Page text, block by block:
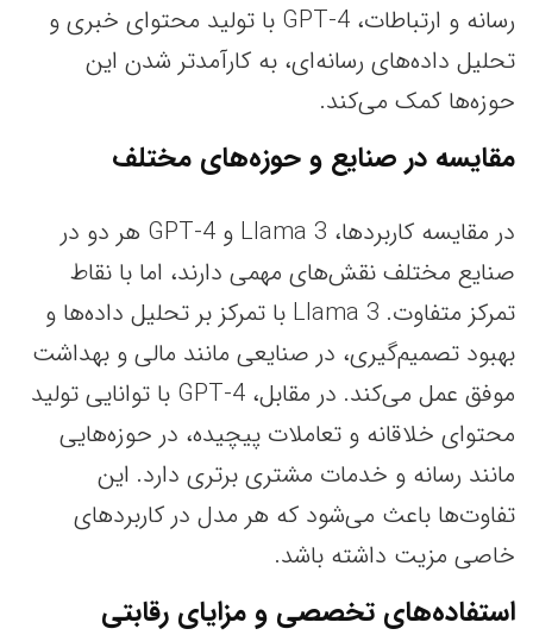
رسانه و ارتباطات، GPT-4 با تولید محتوای خبری و
تحلیل داده‌های رسانه‌ای، به کارآمدتر شدن این
حوزه‌ها کمک می‌کند.
مقایسه در صنایع و حوزه‌های مختلف
در مقایسه کاربردها، Llama 3 و GPT-4 هر دو در
صنایع مختلف نقش‌های مهمی دارند، اما با نقاط
تمرکز متفاوت. Llama 3 با تمرکز بر تحلیل داده‌ها و
بهبود تصمیم‌گیری، در صنایعی مانند مالی و بهداشت
موفق عمل می‌کند. در مقابل، GPT-4 با توانایی تولید
محتوای خلاقانه و تعاملات پیچیده، در حوزه‌هایی
مانند رسانه و خدمات مشتری برتری دارد. این
تفاوت‌ها باعث می‌شود که هر مدل در کاربردهای
خاصی مزیت داشته باشد.
استفاده‌های تخصصی و مزایای رقابتی